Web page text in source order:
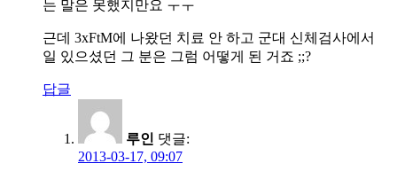
는 말은 못했지만요 ㅜㅜ
근데 3xFtM에 나왔던 치료 안 하고 군대 신체검사에서
일 있으셨던 그 분은 그럼 어떻게 된 거죠 ;;?
답글
루인 댓글:
2013-03-17, 09:07